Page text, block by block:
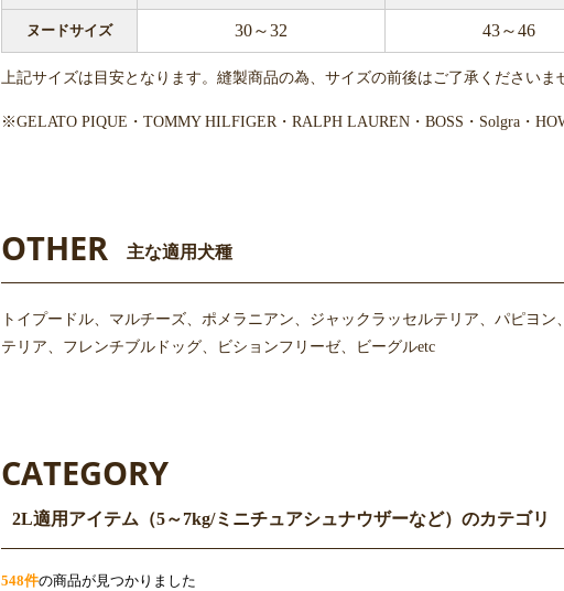
ヌードサイズ 30～32 43～46
上記サイズは目安となります。縫製商品の為、サイズの前後はご了承くださいま
※GELATO PIQUE・TOMMY HILFIGER・RALPH LAUREN・BOSS・Solgra・
OTHER 主な適用犬種
トイプードル、マルチーズ、ポメラニアン、ジャックラッセルテリア、パピヨ
テリア、フレンチブルドッグ、ビションフリーゼ、ビーグルetc
CATEGORY
2L適用アイテム（5～7kg/ミニチュアシュナウザーなど）のカテゴリ
548件の商品が見つかりました